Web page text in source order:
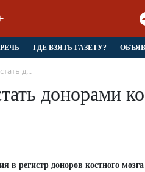
РЕЧЬ ГДЕ ВЗЯТЬ ГАЗЕТУ?
д...
донорами
в регистр доноров костного